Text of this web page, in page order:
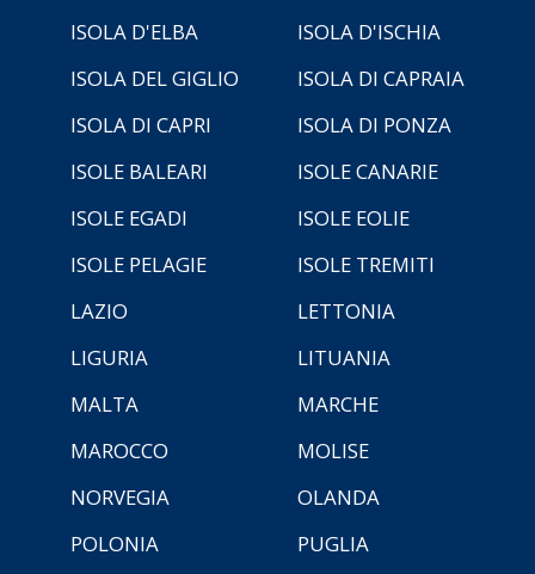
ISOLA D'ELBA
ISOLA D'ISCHIA
ISOLA DEL GIGLIO
ISOLA DI CAPRAIA
ISOLA DI CAPRI
ISOLA DI PONZA
ISOLE BALEARI
ISOLE CANARIE
ISOLE EGADI
ISOLE EOLIE
ISOLE PELAGIE
ISOLE TREMITI
LAZIO
LETTONIA
LIGURIA
LITUANIA
MALTA
MARCHE
MAROCCO
MOLISE
NORVEGIA
OLANDA
POLONIA
PUGLIA